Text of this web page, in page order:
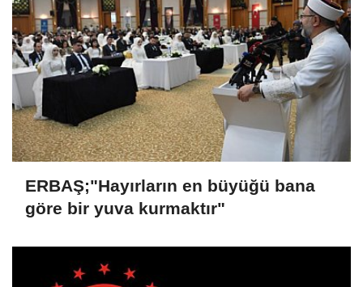
ERBAŞ;"Hayırların en büyüğü bana
göre bir yuva kurmaktır"